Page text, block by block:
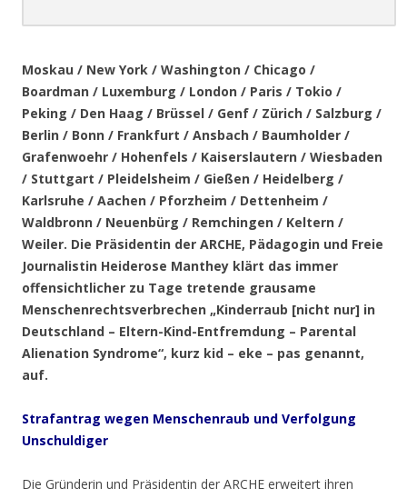
Moskau / New York / Washington / Chicago /
Boardman / Luxemburg / London / Paris / Tokio /
Peking / Den Haag / Brüssel / Genf / Zürich / Salzburg /
Berlin / Bonn / Frankfurt / Ansbach / Baumholder /
Grafenwoehr / Hohenfels / Kaiserslautern / Wiesbaden
/ Stuttgart / Pleidelsheim / Gießen / Heidelberg /
Karlsruhe / Aachen / Pforzheim / Dettenheim /
Waldbronn / Neuenbürg / Remchingen / Keltern /
Weiler. Die Präsidentin der ARCHE, Pädagogin und Freie
Journalistin Heiderose Manthey klärt das immer
offensichtlicher zu Tage tretende grausame
Menschenrechtsverbrechen „Kinderraub [nicht nur] in
Deutschland – Eltern-Kind-Entfremdung – Parental
Alienation Syndrome“, kurz kid – eke – pas genannt,
auf.
Strafantrag wegen Menschenraub und Verfolgung
Unschuldiger
Die Gründerin und Präsidentin der ARCHE erweitert ihren